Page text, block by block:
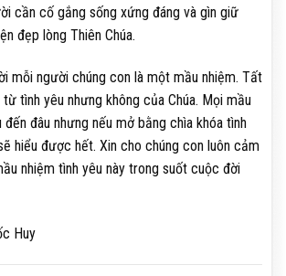
cần cố gắng sống xứng đáng và gìn giữ
đẹp lòng Thiên Chúa.
mỗi người chúng con là một mầu nhiệm. Tất
tình yêu nhưng không của Chúa. Mọi mầu
đến đâu nhưng nếu mở bằng chìa khóa tình
hiểu được hết. Xin cho chúng con luôn cảm
nhiệm tình yêu này trong suốt cuộc đời
Huy